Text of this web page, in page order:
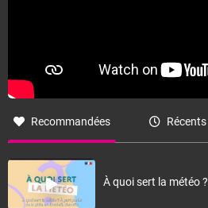
Recommandées Récents
À quoi sert la météo ?